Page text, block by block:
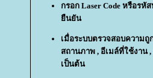
กรอก Laser Code หรือร
ืนยัน
เมื่อระบบตรวจสอบความ
สถานภาพ , อีเมล์ที่ใช้งาน
เป็นต้น